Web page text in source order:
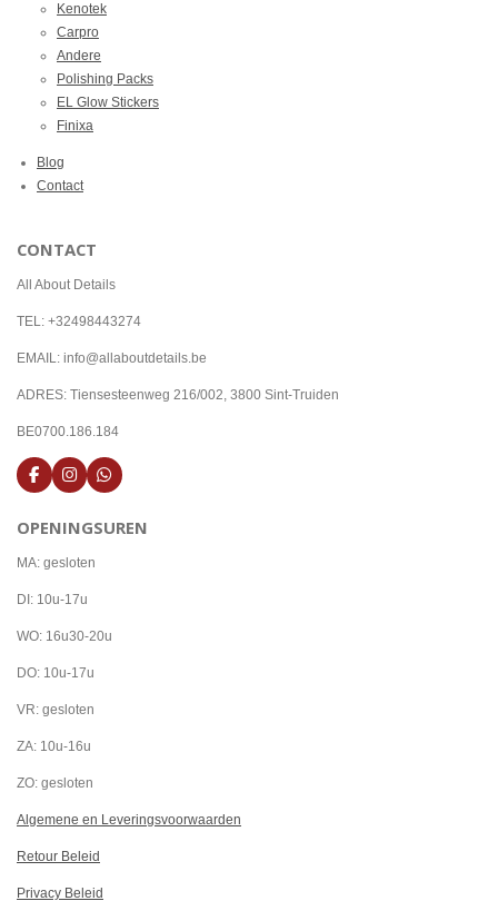
Kenotek
Carpro
Andere
Polishing Packs
EL Glow Stickers
Finixa
Blog
Contact
CONTACT
All About Details
TEL: +32498443274
EMAIL: info@allaboutdetails.be
ADRES: Tiensesteenweg 216/002, 3800 Sint-Truiden
BE0700.186.184
F
a
e
o
I
n
t
g
m
W
h
t
OPENINGSUREN
MA: gesloten
DI: 10u-17u
WO: 16u30-20u
DO: 10u-17u
VR: gesloten
ZA: 10u-16u
ZO: gesloten
Algemene en Leveringsvoorwaarden
Retour Beleid
Privacy Beleid